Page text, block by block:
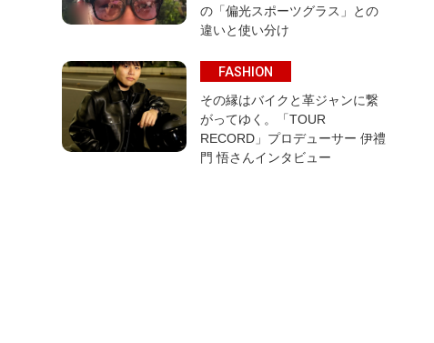
の「偏光スポーツグラス」との
違いと使い分け
FASHION
その縁はバイクと革ジャンに繋
がってゆく。「TOUR
RECORD」プロデューサー 伊禮
門 悟さんインタビュー